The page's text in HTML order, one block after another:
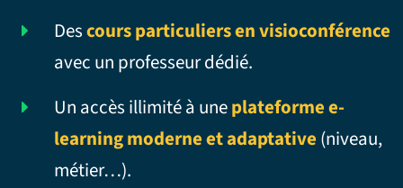
Descours particuliers en visioconférence
avec un professeur dédié.
Un accès illimité à uneplateforme e-
learning moderne et adaptative (niveau,
métier…).